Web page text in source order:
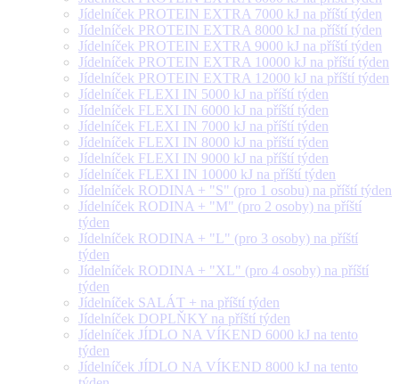
Jídelníček PROTEIN EXTRA 7000 kJ na příští týden
Jídelníček PROTEIN EXTRA 8000 kJ na příští týden
Jídelníček PROTEIN EXTRA 9000 kJ na příští týden
Jídelníček PROTEIN EXTRA 10000 kJ na příští týden
Jídelníček PROTEIN EXTRA 12000 kJ na příští týden
Jídelníček FLEXI IN 5000 kJ na příští týden
Jídelníček FLEXI IN 6000 kJ na příští týden
Jídelníček FLEXI IN 7000 kJ na příští týden
Jídelníček FLEXI IN 8000 kJ na příští týden
Jídelníček FLEXI IN 9000 kJ na příští týden
Jídelníček FLEXI IN 10000 kJ na příští týden
Jídelníček RODINA + "S" (pro 1 osobu) na příští týden
Jídelníček RODINA + "M" (pro 2 osoby) na příští
týden
Jídelníček RODINA + "L" (pro 3 osoby) na příští
týden
Jídelníček RODINA + "XL" (pro 4 osoby) na příští
týden
Jídelníček SALÁT + na příští týden
Jídelníček DOPLŇKY na příští týden
Jídelníček JÍDLO NA VÍKEND 6000 kJ na tento
týden
Jídelníček JÍDLO NA VÍKEND 8000 kJ na tento